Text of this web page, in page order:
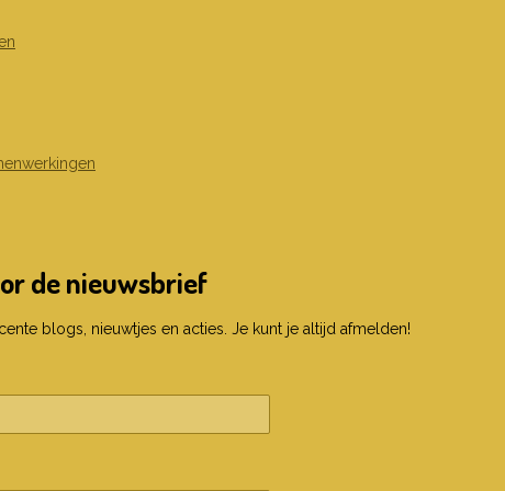
de nieuwsbrief
blogs, nieuwtjes en acties. Je kunt je altijd afmelden!